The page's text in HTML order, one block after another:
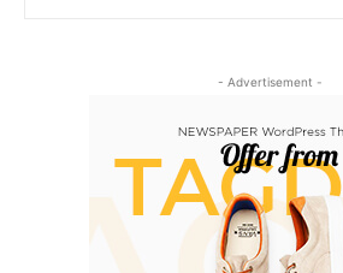
- Advertisement -